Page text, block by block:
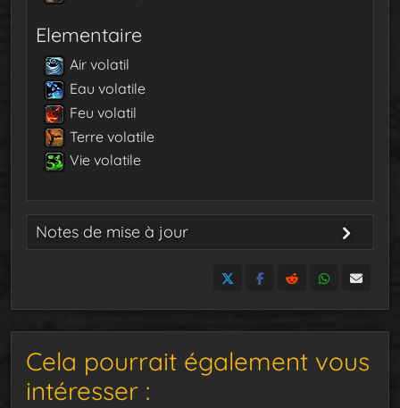
Elementaire
Air volatil
Eau volatile
Feu volatil
Terre volatile
Vie volatile
Notes de mise à jour
Cela pourrait également vous
intéresser :